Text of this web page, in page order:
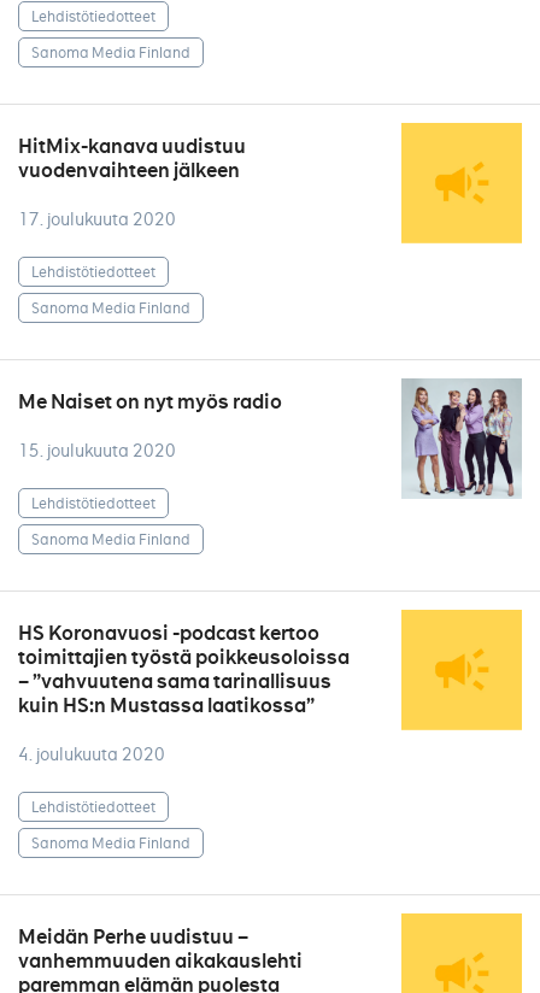
Lehdistötiedotteet
Sanoma Media Finland
HitMix-kanava uudistuu
vuodenvaihteen jälkeen
17. joulukuuta 2020
Lehdistötiedotteet
Sanoma Media Finland
Me Naiset on nyt myös radio
15. joulukuuta 2020
Lehdistötiedotteet
Sanoma Media Finland
HS Koronavuosi -podcast kertoo
toimittajien työstä poikkeusoloissa
– ”vahvuutena sama tarinallisuus
kuin HS:n Mustassa laatikossa”
4. joulukuuta 2020
Lehdistötiedotteet
Sanoma Media Finland
Meidän Perhe uudistuu –
vanhemmuuden aikakauslehti
paremman elämän puolesta